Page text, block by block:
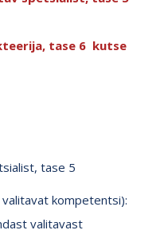
tase 6 kutse
tase 5
kompetentsi):
valitavast